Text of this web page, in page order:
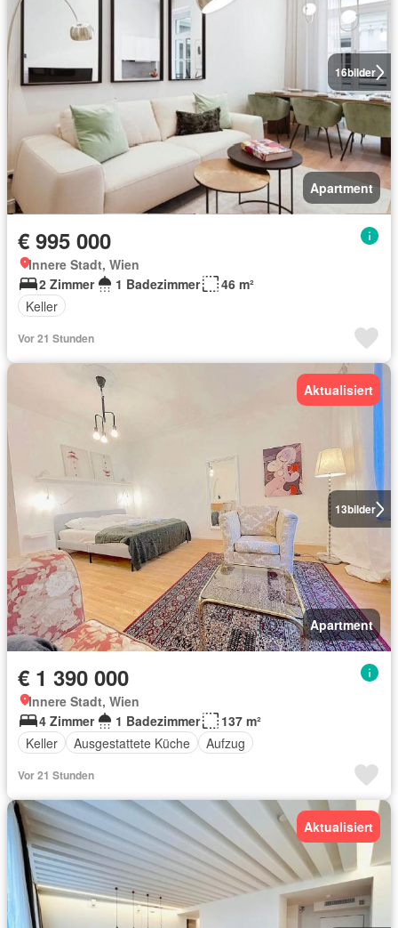
16bilder
Apartment
€ 995 000
Innere Stadt, Wien
2 Zimmer
1 Badezimmer
46 m²
Keller
Vor 21 Stunden
13bilder
Aktualisiert
Apartment
€ 1 390 000
Innere Stadt, Wien
4 Zimmer
1 Badezimmer
137 m²
Keller
Ausgestattete Küche Aufzug
Vor 21 Stunden
Aktualisiert